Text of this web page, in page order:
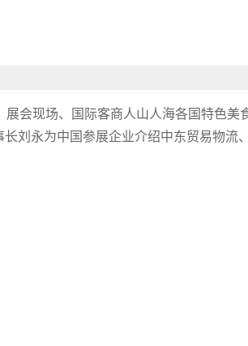
会现场、国际客商人山人海各国特色
刘永为中国参展企业介绍中东贸易物